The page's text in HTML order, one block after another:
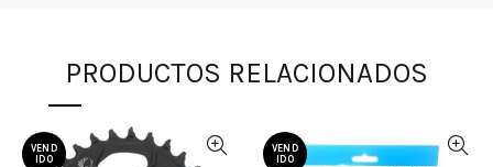
PRODUCTOS RELACIONADOS
VEND
IDO
VEND
IDO